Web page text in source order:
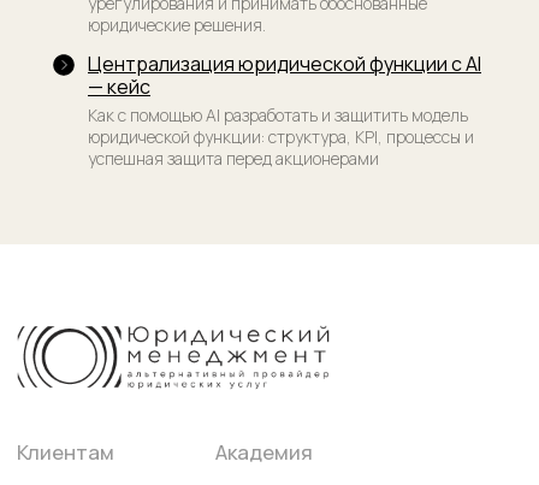
юридические решения.
Централизация юридической функции с AI
— кейс
Как с помощью AI разработать и защитить модель
юридической функции: структура, KPI, процессы и
успешная защита перед акционерами